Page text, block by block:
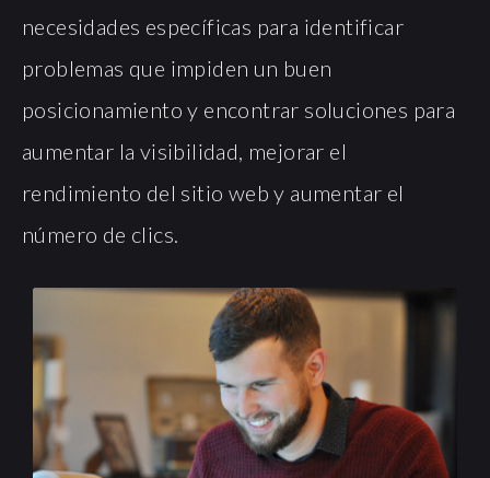
necesidades específicas para identificar
problemas que impiden un buen
posicionamiento y encontrar soluciones para
aumentar la visibilidad, mejorar el
rendimiento del sitio web y aumentar el
número de clics.